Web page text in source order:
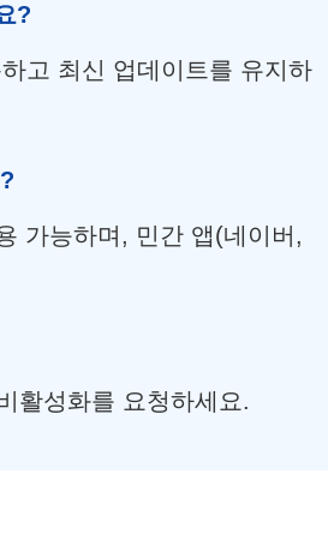
?
고 최신 업데이트를 유지하
가능하며, 민간 앱(네이버,
활성화를 요청하세요.